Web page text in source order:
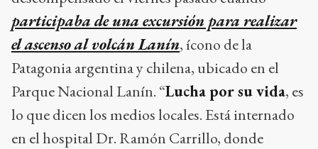
participaba de una excursión para realizar
el ascenso al volcán Lanín, ícono de la
Patagonia argentina y chilena, ubicado en el
Parque Nacional Lanín. “Lucha por su vida, es
lo que dicen los medios locales. Está internado
en el hospital Dr. Ramón Carrillo, donde